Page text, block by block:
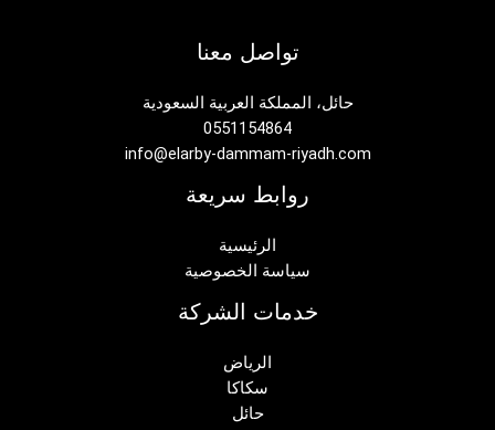
تواصل معنا
حائل، المملكة العربية السعودية
0551154864
info@elarby-dammam-riyadh.com
روابط سريعة
الرئيسية
سياسة الخصوصية
خدمات الشركة
الرياض
سكاكا
حائل